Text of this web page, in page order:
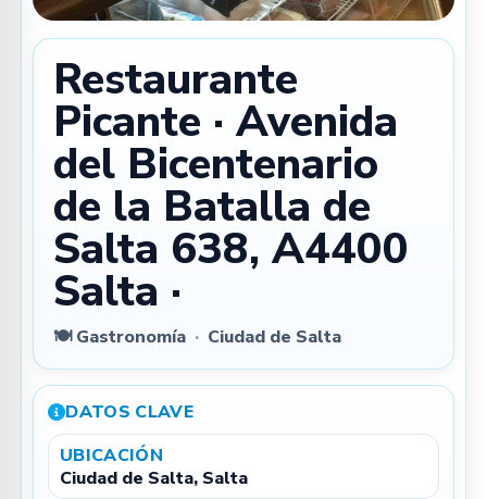
Restaurante
Picante · Avenida
del Bicentenario
de la Batalla de
Salta 638, A4400
Salta ·
🍽️ Gastronomía · Ciudad de Salta
DATOS CLAVE
UBICACIÓN
Ciudad de Salta, Salta